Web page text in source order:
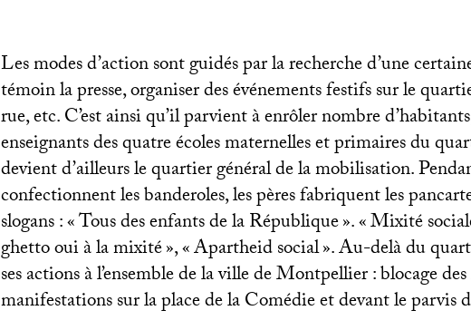
Les modes d’action sont guidés par la recherche d’une
témoin la presse, organiser des événements festifs sur le
rue, etc. C’est ainsi qu’il parvient à enrôler nombre
enseignants des quatre écoles maternelles et primaires du
devient d’ailleurs le quartier général de la mobilisation.
confectionnent les banderoles, les pères fabriquent les
slogans : «Tous des enfants de la République». «Mixité
ghetto oui à la mixité», «Apartheid social». Au-delà du
ses actions à l’ensemble de la ville de Montpellier : blocage
manifestations sur la place de la Comédie et devant le parvis